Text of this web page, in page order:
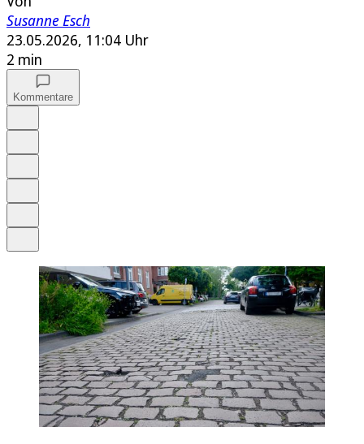
Susanne Esch
23.05.2026, 11:04 Uhr
2 min
Kommentare